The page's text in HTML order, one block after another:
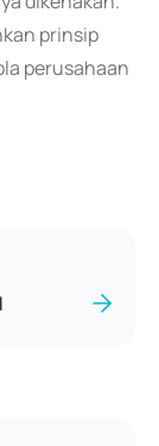
prinsip
perusahaan